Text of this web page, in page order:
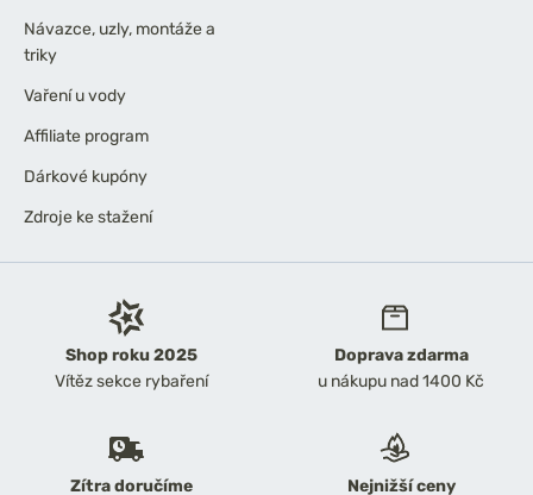
Shop roku 2025
Vítěz sekce rybaření
Doprava zdarma
u nákupu nad 1400 Kč
Zítra doručíme Nejnižší ceny
Návazce, uzly, montáže a
triky
Vaření u vody
Affiliate program
Dárkové kupóny
Zdroje ke stažení